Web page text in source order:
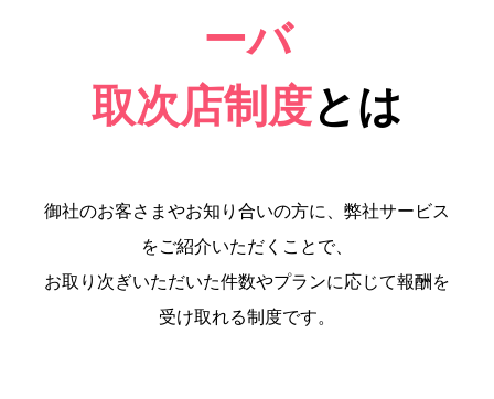
ーバ
取次店制度とは
御社のお客さまやお知り合いの方に、弊社サービス
をご紹介いただくことで、
お取り次ぎいただいた件数やプランに応じて報酬を
受け取れる制度です。